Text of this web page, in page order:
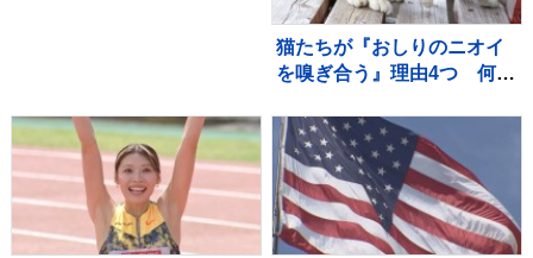
猫たちが『おしりのニオイ
を嗅ぎ合う』理由4つ 何を
つ意味を解説